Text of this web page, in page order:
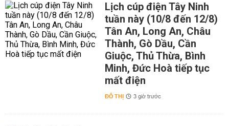
Lịch cúp điện Tây Ninh
tuần này (10/8 đến 12/8)
Tân An, Long An, Châu
Thành, Gò Dầu, Cần
Giuộc, Thủ Thừa, Bình
Minh, Đức Hoà tiếp tục
mất điện
ĐÔ THỊ 3 giờ trước